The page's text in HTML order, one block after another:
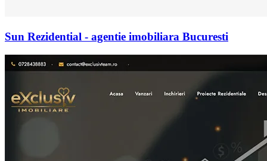
Sun Rezidential - agentie imobiliara Bucuresti